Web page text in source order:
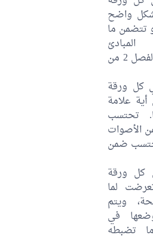
واضح
تتضمن ما
المنصوص عليها بالفصل 2 من
كل ورقة
علامة
تحتسب
الأصوات
ضمن
ورقة
لما
ويتم
في
تضبطه